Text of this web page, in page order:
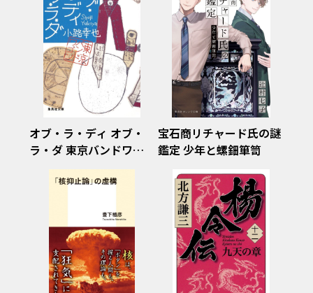
オブ・ラ・ディ オブ・
ラ・ダ 東京バンドワゴ
宝石商リチャード氏の謎
鑑定 少年と螺鈿箪笥